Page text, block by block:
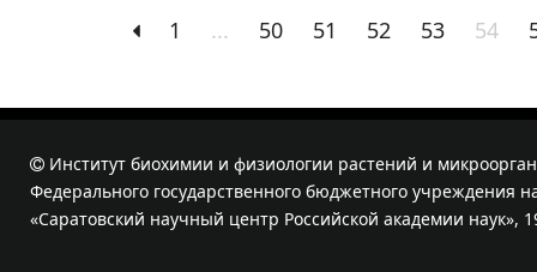
1 ... 50 51 52 53 54
Институт биохимии и физиологии растений и
Федерального государственного бюджетного учреждения
«Саратовский научный центр Российской академии наук»,